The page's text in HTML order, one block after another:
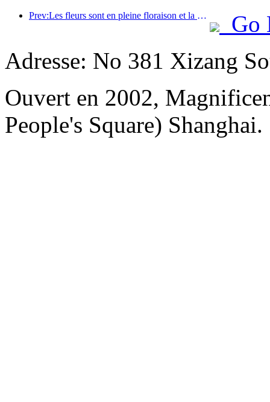
Prev:Les fleurs sont en pleine floraison et la poésie est appréciée ensemble : le festival de la déesse des fleurs Ten-Li démarre en beauté !
Go
Adresse: No 381 Xizang
Ouvert en 2002,
People's Square) Shanghai.